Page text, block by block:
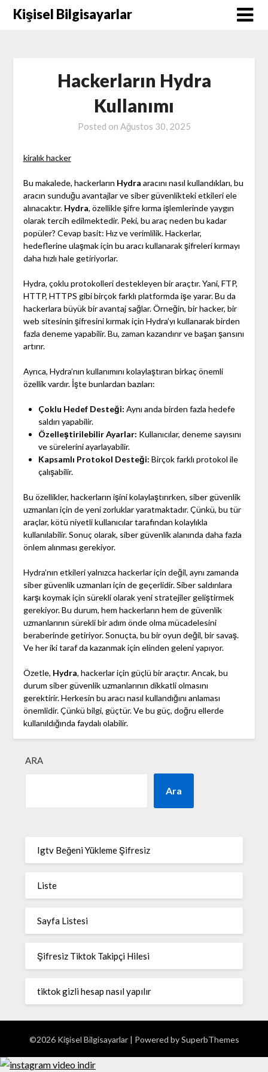
SkipKişisel Bilgisayarlar
Hackerların Hydra
Kullanımı
Posted on Ağustos 30, 2025
kiralık hacker
Bu makalede, hackerların Hydra aracını nasıl kullandıkları, bu
aracın sunduğu avantajlar ve siber güvenlikteki etkileri ele
alınacaktır. Hydra, özellikle şifre kırma işlemlerinde yaygın
olarak tercih edilmektedir. Peki, bu araç neden bu kadar
popüler? Cevap basit: Hız ve verimlilik. Hackerlar,
hedeflerine ulaşmak için bu aracı kullanarak şifreleri kırmayı
daha hızlı hale getiriyorlar.
Hydra, çoklu protokolleri destekleyen bir araçtır. Yani, FTP,
HTTP, HTTPS gibi birçok farklı platformda işe yarar. Bu da
hackerlara büyük bir avantaj sağlar. Örneğin, bir hacker, bir
web sitesinin şifresini kırmak için Hydra’yı kullanarak birden
fazla deneme yapabilir. Bu, zaman kazandırır ve başarı şansını
artırır.
Ayrıca, Hydra’nın kullanımını kolaylaştıran birkaç önemli
özellik vardır. İşte bunlardan bazıları:
Çoklu Hedef Desteği: Aynı anda birden fazla hedefe
saldırı yapabilir.
Özelleştirilebilir Ayarlar: Kullanıcılar, deneme sayısını
ve sürelerini ayarlayabilir.
Kapsamlı Protokol Desteği: Birçok farklı protokol ile
çalışabilir.
Bu özellikler, hackerların işini kolaylaştırırken, siber güvenlik
uzmanları için de yeni zorluklar yaratmaktadır. Çünkü, bu tür
araçlar, kötü niyetli kullanıcılar tarafından kolaylıkla
kullanılabilir. Sonuç olarak, siber güvenlik alanında daha fazla
önlem alınması gerekiyor.
Hydra’nın etkileri yalnızca hackerlar için değil, aynı zamanda
siber güvenlik uzmanları için de geçerlidir. Siber saldırılara
karşı koymak için sürekli olarak yeni stratejiler geliştirmek
gerekiyor. Bu durum, hem hackerların hem de güvenlik
uzmanlarının sürekli bir adım önde olma mücadelesini
beraberinde getiriyor. Sonuçta, bu bir oyun değil, bir savaş.
Ve her iki taraf da kazanmak için elinden geleni yapıyor.
Özetle, Hydra, hackerlar için güçlü bir araçtır. Ancak, bu
durum siber güvenlik uzmanlarının dikkatli olmasını
gerektirir. Herkesin bu aracı nasıl kullandığını anlaması
önemlidir. Çünkü bilgi, güçtür. Ve bu güç, doğru ellerde
kullanıldığında faydalı olabilir.
ARA
Ara
Igtv Beğeni Yükleme Şifresiz
Liste
Sayfa Listesi
Şifresiz Tiktok Takipçi Hilesi
tiktok gizli hesap nasıl yapılır
©2026 Kişisel Bilgisayarlar | Powered bySuperbThemes